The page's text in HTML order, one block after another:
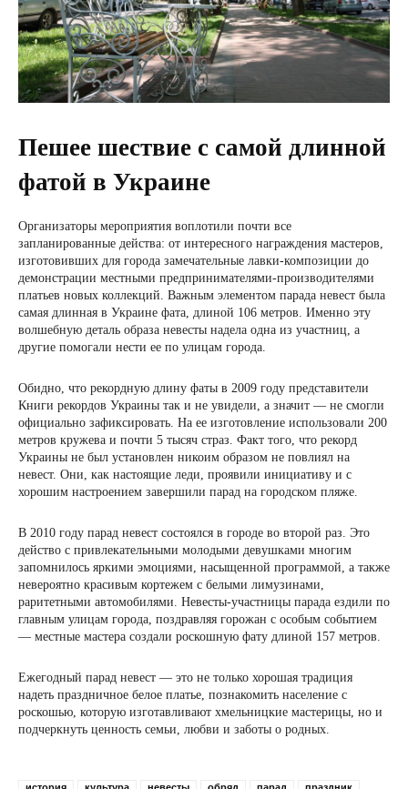
Пешее шествие с самой длинной
фатой в Украине
Организаторы мероприятия воплотили почти все
запланированные действа: от интересного награждения мастеров,
изготовивших для города замечательные лавки-композиции до
демонстрации местными предпринимателями-производителями
платьев новых коллекций. Важным элементом парада невест была
самая длинная в Украине фата, длиной 106 метров. Именно эту
волшебную деталь образа невесты надела одна из участниц, а
другие помогали нести ее по улицам города.
Обидно, что рекордную длину фаты в 2009 году представители
Книги рекордов Украины так и не увидели, а значит — не смогли
официально зафиксировать. На ее изготовление использовали 200
метров кружева и почти 5 тысяч страз. Факт того, что рекорд
Украины не был установлен никоим образом не повлиял на
невест. Они, как настоящие леди, проявили инициативу и с
хорошим настроением завершили парад на городском пляже.
В 2010 году парад невест состоялся в городе во второй раз. Это
действо с привлекательными молодыми девушками многим
запомнилось яркими эмоциями, насыщенной программой, а также
невероятно красивым кортежем с белыми лимузинами,
раритетными автомобилями. Невесты-участницы парада ездили по
главным улицам города, поздравляя горожан с особым событием
— местные мастера создали роскошную фату длиной 157 метров.
Ежегодный парад невест — это не только хорошая традиция
надеть праздничное белое платье, познакомить население с
роскошью, которую изготавливают хмельницкие мастерицы, но и
подчеркнуть ценность семьи, любви и заботы о родных.